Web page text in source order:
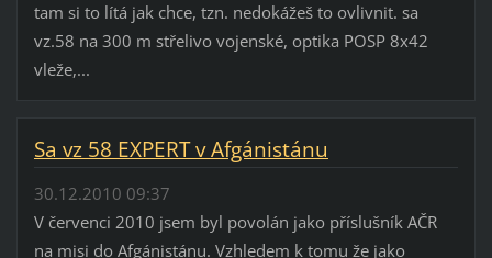
tam si to lítá jak chce, tzn. nedokážeš to ovlivnit. sa
vz.58 na 300 m střelivo vojenské, optika POSP 8x42
vleže,...
Sa vz 58 EXPERT v Afgánistánu
30.12.2010 09:37
V červenci 2010 jsem byl povolán jako příslušník AČR
na misi do Afgánistánu. Vzhledem k tomu že jako